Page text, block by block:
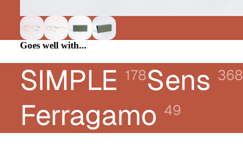
FRED
GUCCI
KARL LAGERFELD JEANS
LANVIN
LONGCHAMP
MONTBLANC
Goes well with...
SIMPLE 178Sens 368
Ferragamo 49